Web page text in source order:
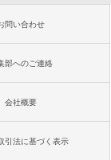
問い合わせ
部へのご連絡
会社概要
引法に基づく表示